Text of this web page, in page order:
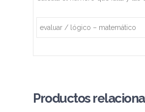
evaluar / lógico – matemático
Productos